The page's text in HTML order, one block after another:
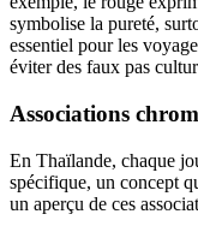
symbolise la pureté,
essentiel pour les
éviter des faux pas
Associations
En Thaïlande, chaque
spécifique, un concept
un aperçu de ces